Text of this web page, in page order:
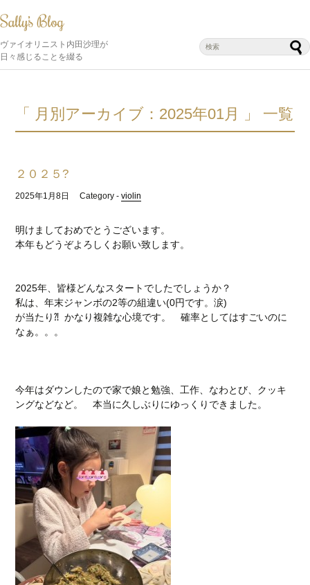
ヴァイオリニスト内田沙理が
日々感じることを綴る
「 月別アーカイブ：2025年01月 」 一覧
２０２５?
2025年1月8日 Category -violin
明けましておめでとうございます。
本年もどうぞよろしくお願い致します。
2025年、皆様どんなスタートでしたでしょうか？
私は、年末ジャンボの2等の組違い(0円です。涙)
が当たり⁈ かなり複雑な心境です。 確率としてはすごいのに
なぁ。。。
今年はダウンしたので家で娘と勉強、工作、なわとび、クッキ
ングなどなど。 本当に久しぶりにゆっくりできました。